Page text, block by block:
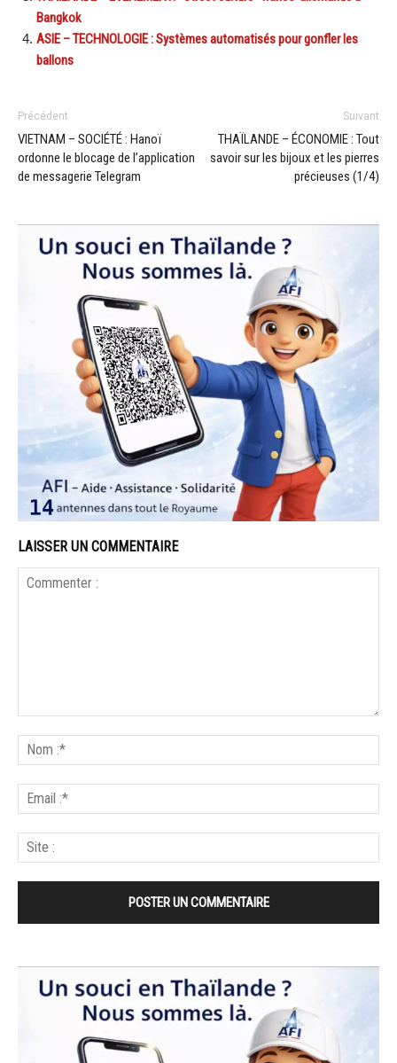
Bangkok
ASIE – TECHNOLOGIE : Systèmes automatisés pour gonfler les
ballons
Précédent
VIETNAM – SOCIÉTÉ : Hanoï
ordonne le blocage de l’application
de messagerie Telegram
Suivant
THAÏLANDE – ÉCONOMIE : Tout
savoir sur les bijoux et les pierres
précieuses (1/4)
LAISSER UN COMMENTAIRE